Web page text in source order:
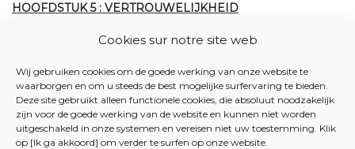
Cookies sur notre site web
Wij gebruiken cookies om de goede werking van onze website te
waarborgen en om u steeds de best mogelijke surfervaring te bieden.
Deze site gebruikt alleen functionele cookies, die absoluut noodzakelijk
zijn voor de goede werking van de website en kunnen niet worden
uitgeschakeld in onze systemen en vereisen niet uw toestemming. Klik
op [Ik ga akkoord] om verder te surfen op onze website.
HOOFDSTUK 5 : VERTROUWELIJKHEID
vergaderingen bijwonen, voorgelegde agenda,
documenten en notulen zijn vertrouwelijk.
Hetzelfde geldt voor beraadslagingen en inlichtingen
waarvan ze tijdens de vergadering van de Commissie